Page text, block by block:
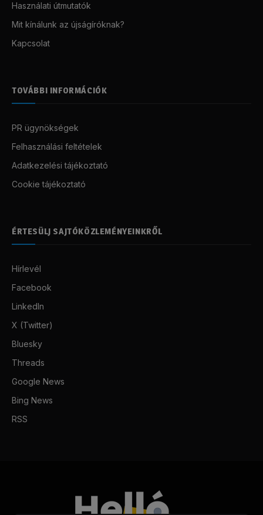
Használati útmutatók
Mit kínálunk az újságíróknak?
Kapcsolat
TOVÁBBI INFORMÁCIÓK
PR ügynökségek
Felhasználási feltételek
Adatkezelési tájékoztató
Cookie tájékoztató
ÉRTESÜLJ SAJTÓKÖZLEMÉNYEINKRŐL
Hírlevél
Facebook
LinkedIn
X (Twitter)
Bluesky
Threads
Google News
Bing News
RSS